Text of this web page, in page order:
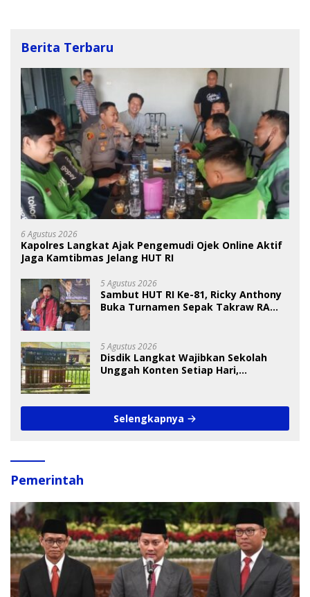
Berita Terbaru
6 Agustus 2026
Kapolres Langkat Ajak Pengemudi Ojek Online Aktif
Jaga Kamtibmas Jelang HUT RI
5 Agustus 2026
Sambut HUT RI Ke-81, Ricky Anthony
Buka Turnamen Sepak Takraw RA
5 Agustus 2026
Disdik Langkat Wajibkan Sekolah
Unggah Konten Setiap Hari,
Selengkapnya
Pemerintah